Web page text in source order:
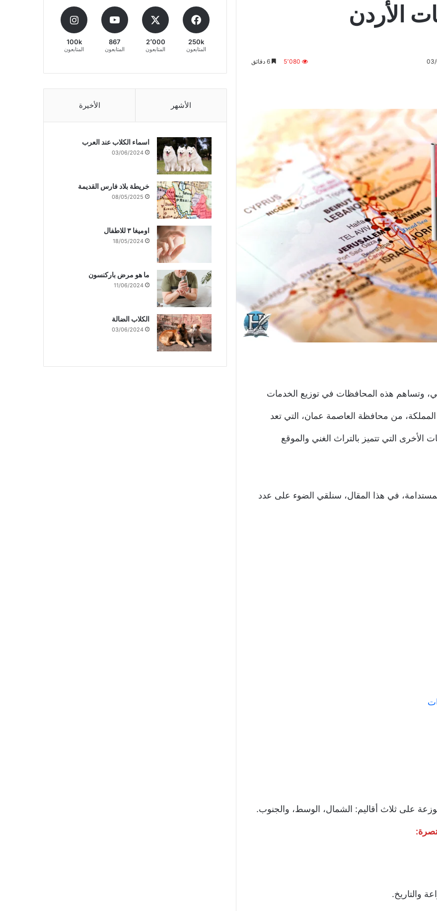
الأردن
5٬080
وتساهم هذه المحافظات في توزيع الخدمات
من محافظة العاصمة عمان، التي تعد
الأخرى التي تتميز بالتراث الغني والموقع
في هذا المقال، سنلقي الضوء على عدد
على ثلاث أقاليم: الشمال، الوسط، والجنوب.
والتاريخ.
250k
المتابعون
2٬000
المتابعون
867
المتابعون
100k
المتابعون
الأشهر الأخيرة
اسماء الكلاب عند العرب
03/06/2024
خريطة بلاد فارس القديمة
08/05/2025
اوميغا ٣ للاطفال
18/05/2024
ما هو مرض باركنسون
11/06/2024
الكلاب الضالة
03/06/2024